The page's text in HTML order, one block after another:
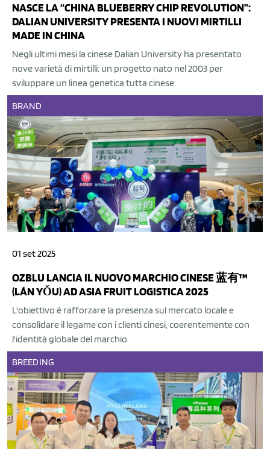
NASCE LA “CHINA BLUEBERRY CHIP REVOLUTION”:
DALIAN UNIVERSITY PRESENTA I NUOVI MIRTILLI
MADE IN CHINA
Negli ultimi mesi la cinese Dalian University ha presentato
nove varietà di mirtilli: un progetto nato nel 2003 per
sviluppare un linea genetica tutta cinese.
BRAND
01 set 2025
OZBLU LANCIA IL NUOVO MARCHIO CINESE 蓝有™️
(LÁN YǑU) AD ASIA FRUIT LOGISTICA 2025
L'obiettivo è rafforzare la presenza sul mercato locale e
consolidare il legame con i clienti cinesi, coerentemente con
l'identità globale del marchio.
BREEDING